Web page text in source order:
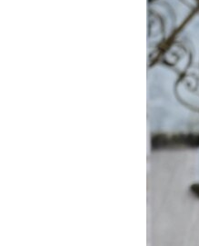
КРЫМ.НЕПОКОРЕННЫЙ
УКРАИНСКАЯ ПРОБЛЕМА КРЫМА